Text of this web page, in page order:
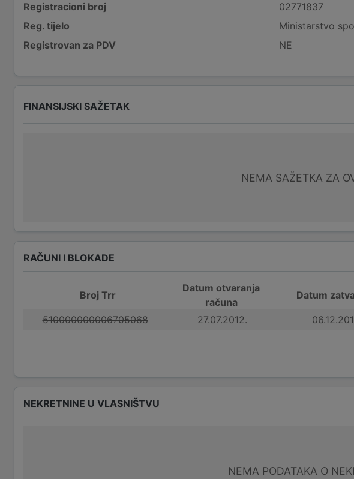
Registracioni broj
02771837
Reg. tijelo
Ministarstvo
Registrovan za PDV
NE
FINANSIJSKI SAŽETAK
NEMA SAŽETKA ZA
RAČUNI I BLOKADE
Broj Trr
Datum otvaranja
računa
Datum
510000000006705068
27.07.2012.
NEKRETNINE U VLASNIŠTVU
NEMA PODATAKA O